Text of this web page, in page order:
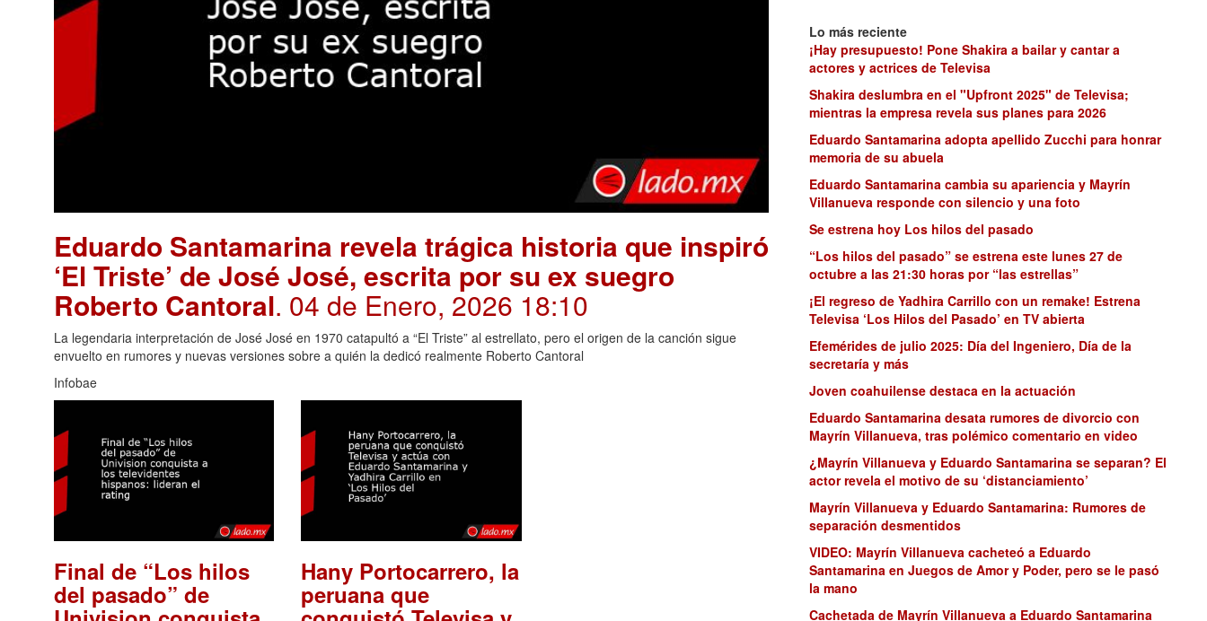
Eduardo Santamarina revela trágica historia que inspiró
‘El Triste’ de José José, escrita por su ex suegro
Roberto Cantoral. 04 de Enero, 2026 18:10
La legendaria interpretación de José José en 1970 catapultó a “El Triste” al estrellato, pero el origen de la canción sigue
envuelto en rumores y nuevas versiones sobre a quién la dedicó realmente Roberto Cantoral
Infobae
Final de “Los hilos
del pasado” de
Hany Portocarrero, la
peruana que
Lo más reciente
¡Hay presupuesto! Pone Shakira a bailar y cantar a
actores y actrices de Televisa
Shakira deslumbra en el "Upfront 2025" de Televisa;
mientras la empresa revela sus planes para 2026
Eduardo Santamarina adopta apellido Zucchi para honrar
memoria de su abuela
Eduardo Santamarina cambia su apariencia y Mayrín
Villanueva responde con silencio y una foto
Se estrena hoy Los hilos del pasado
“Los hilos del pasado” se estrena este lunes 27 de
octubre a las 21:30 horas por “las estrellas”
¡El regreso de Yadhira Carrillo con un remake! Estrena
Televisa ‘Los Hilos del Pasado’ en TV abierta
Efemérides de julio 2025: Día del Ingeniero, Día de la
secretaría y más
Joven coahuilense destaca en la actuación
Eduardo Santamarina desata rumores de divorcio con
Mayrín Villanueva, tras polémico comentario en video
¿Mayrín Villanueva y Eduardo Santamarina se separan? El
actor revela el motivo de su ‘distanciamiento’
Mayrín Villanueva y Eduardo Santamarina: Rumores de
separación desmentidos
VIDEO: Mayrín Villanueva cacheteó a Eduardo
Santamarina en Juegos de Amor y Poder, pero se le pasó
la mano
Cachetada de Mayrín Villanueva a Eduardo Santamarina